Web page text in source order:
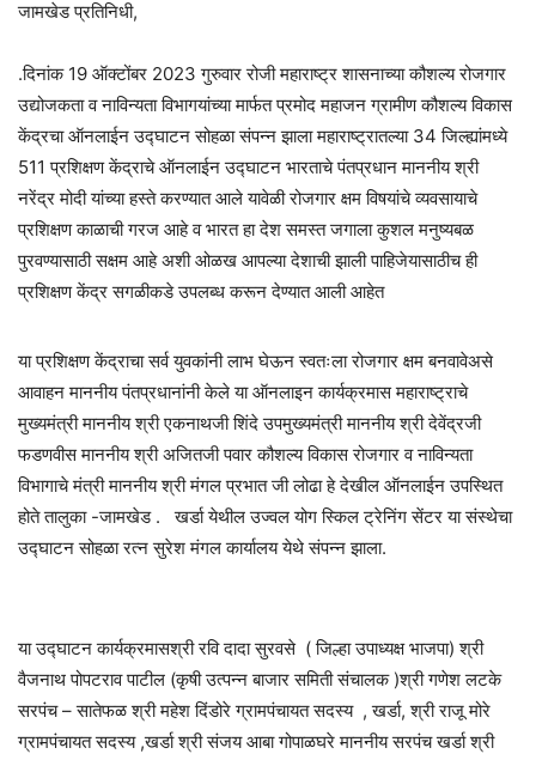
जामखेड प्रतिनिधी,
.दिनांक 19 ऑक्टोंबर 2023 गुरुवार रोजी महाराष्ट्र शासनाच्या कौशल्य रोजगार
उद्योजकता व नाविन्यता विभागयांच्या मार्फत प्रमोद महाजन ग्रामीण कौशल्य विकास
केंद्रचा ऑनलाईन उद्घाटन सोहळा संपन्न झाला महाराष्ट्रातल्या 34 जिल्ह्यांमध्ये
511 प्रशिक्षण केंद्राचे ऑनलाईन उद्घाटन भारताचे पंतप्रधान माननीय श्री
नरेंद्र मोदी यांच्या हस्ते करण्यात आले यावेळी रोजगार क्षम विषयांचे व्यवसायाचे
प्रशिक्षण काळाची गरज आहे व भारत हा देश समस्त जगाला कुशल मनुष्यबळ
पुरवण्यासाठी सक्षम आहे अशी ओळख आपल्या देशाची झाली पाहिजेयासाठीच ही
प्रशिक्षण केंद्र सगळीकडे उपलब्ध करून देण्यात आली आहेत
या प्रशिक्षण केंद्राचा सर्व युवकांनी लाभ घेऊन स्वतःला रोजगार क्षम बनवावेअसे
आवाहन माननीय पंतप्रधानांनी केले या ऑनलाइन कार्यक्रमास महाराष्ट्राचे
मुख्यमंत्री माननीय श्री एकनाथजी शिंदे उपमुख्यमंत्री माननीय श्री देवेंद्रजी
फडणवीस माननीय श्री अजितजी पवार कौशल्य विकास रोजगार व नाविन्यता
विभागाचे मंत्री माननीय श्री मंगल प्रभात जी लोढा हे देखील ऑनलाईन उपस्थित
होते तालुका -जामखेड . खर्डा येथील उज्वल योग स्किल ट्रेनिंग सेंटर या संस्थेचा
उद्घाटन सोहळा रत्न सुरेश मंगल कार्यालय येथे संपन्न झाला.
या उद्घाटन कार्यक्रमासश्री रवि दादा सुरवसे ( जिल्हा उपाध्यक्ष भाजपा) श्री
वैजनाथ पोपटराव पाटील (कृषी उत्पन्न बाजार समिती संचालक )श्री गणेश लटके
सरपंच – सातेफळ श्री महेश दिंडोरे ग्रामपंचायत सदस्य , खर्डा, श्री राजू मोरे
ग्रामपंचायत सदस्य ,खर्डा श्री संजय आबा गोपाळघरे माननीय सरपंच खर्डा श्री